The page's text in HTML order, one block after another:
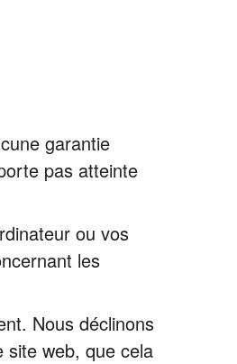
garantie
pas atteinte
ou vos
les
Nous déclinons
site web, que cela